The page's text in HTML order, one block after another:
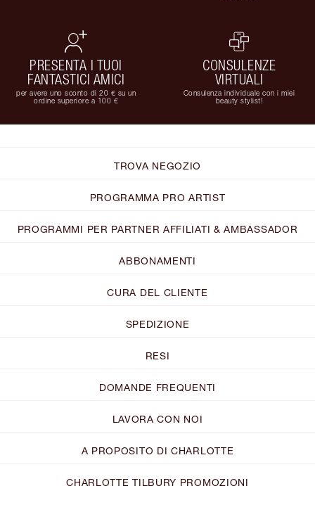
PRESENTA I TUOI
FANTASTICI AMICI
per avere uno sconto di 20 € su un
ordine superiore a 100 €
CONSULENZE
VIRTUALI
Consulenza individuale con i miei
beauty stylist!
TROVA NEGOZIO
PROGRAMMA PRO ARTIST
PROGRAMMI PER PARTNER AFFILIATI & AMBASSADOR
ABBONAMENTI
CURA DEL CLIENTE
SPEDIZIONE
RESI
DOMANDE FREQUENTI
LAVORA CON NOI
A PROPOSITO DI CHARLOTTE
CHARLOTTE TILBURY PROMOZIONI